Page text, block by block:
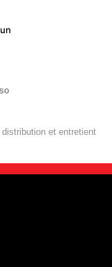
et entretient